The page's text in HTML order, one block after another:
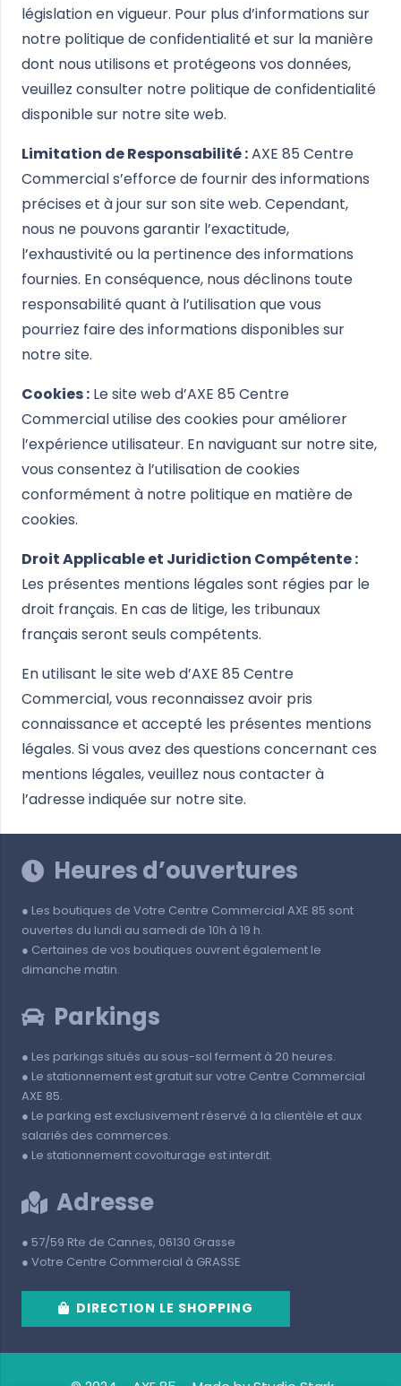
législation en vigueur. Pour plus d’informations sur
notre politique de confidentialité et sur la manière
dont nous utilisons et protégeons vos données,
veuillez consulter notre politique de confidentialité
disponible sur notre site web.
Limitation de Responsabilité :AXE 85 Centre
Commercial s’efforce de fournir des informations
précises et à jour sur son site web. Cependant,
nous ne pouvons garantir l’exactitude,
l’exhaustivité ou la pertinence des informations
fournies. En conséquence, nous déclinons toute
responsabilité quant à l’utilisation que vous
pourriez faire des informations disponibles sur
notre site.
Cookies : Le site web d’AXE 85 Centre
Commercial utilise des cookies pour améliorer
l’expérience utilisateur. En naviguant sur notre site,
vous consentez à l’utilisation de cookies
conformément à notre politique en matière de
cookies.
Droit Applicable et Juridiction Compétente :
Les présentes mentions légales sont régies par le
droit français. En cas de litige, les tribunaux
français seront seuls compétents.
En utilisant le site web d’AXE 85 Centre
Commercial, vous reconnaissez avoir pris
connaissance et accepté les présentes mentions
légales. Si vous avez des questions concernant ces
mentions légales, veuillez nous contacter à
l’adresse indiquée sur notre site.
Heures d’ouvertures
● Les boutiques de Votre Centre Commercial AXE 85 sont
ouvertes du lundi au samedi de 10h à 19 h.
● Certaines de vos boutiques ouvrent également le
dimanche matin.
Parkings
● Les parkings situés au sous-sol ferment à 20 heures.
● Le stationnement est gratuit sur votre Centre Commercial
AXE 85.
● Le parking est exclusivement réservé à la clientèle et aux
salariés des commerces.
● Le stationnement covoiturage est interdit.
Adresse
● 57/59 Rte de Cannes, 06130 Grasse
● Votre Centre Commercial à GRASSE
DIRECTION LE SHOPPING